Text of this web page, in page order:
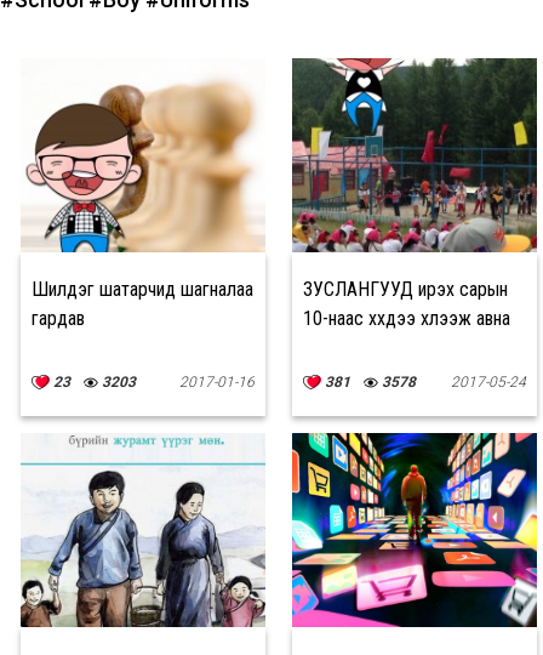
Шилдэг шатарчид шагналаа
гардав
23 3203 2017-01-16
ЗУСЛАНГУУД ирэх сарын
10-наас хүүхдээ хүлээж авна
381 3578 2017-05-24